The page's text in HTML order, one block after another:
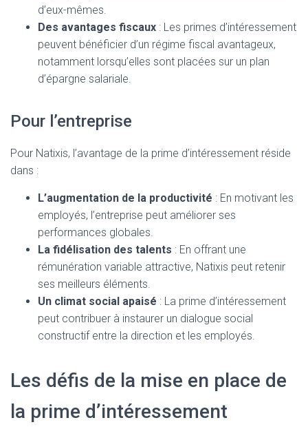
d’eux-mêmes.
Des avantages fiscaux : Les primes d’intéressement
peuvent bénéficier d’un régime fiscal avantageux,
notamment lorsqu’elles sont placées sur un plan
d’épargne salariale.
Pour l’entreprise
Pour Natixis, l’avantage de la prime d’intéressement réside
dans :
L’augmentation de la productivité : En motivant les
employés, l’entreprise peut améliorer ses
performances globales.
La fidélisation des talents : En offrant une
rémunération variable attractive, Natixis peut retenir
ses meilleurs éléments.
Un climat social apaisé : La prime d’intéressement
peut contribuer à instaurer un dialogue social
constructif entre la direction et les employés.
Les défis de la mise en place de
la prime d’intéressement